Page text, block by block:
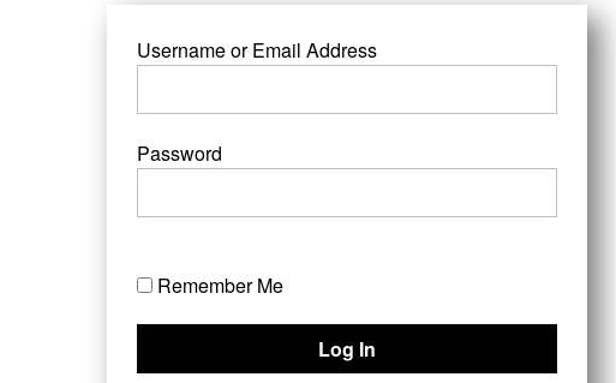
Username or Email Address
Password
Remember Me